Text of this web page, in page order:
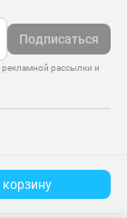
корзину
Подписаться
рекламной рассылки и